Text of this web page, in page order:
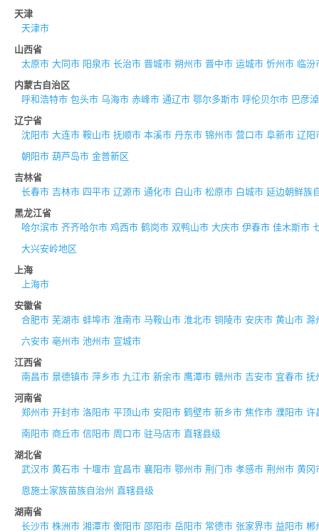
天津
天津市
山西省
太原市 大同市 阳泉市 长治市 晋城市 朔州市 晋中市 运城市 忻州市 临汾
内蒙古自治区
呼和浩特市 包头市 乌海市 赤峰市 通辽市 鄂尔多斯市 呼伦贝尔市 巴彦
辽宁省
沈阳市 大连市 鞍山市 抚顺市 本溪市 丹东市 锦州市 营口市 阜新市 辽阳
朝阳市 葫芦岛市 金普新区
吉林省
长春市 吉林市 四平市 辽源市 通化市 白山市 松原市 白城市 延边朝鲜族
黑龙江省
哈尔滨市 齐齐哈尔市 鸡西市 鹤岗市 双鸭山市 大庆市 伊春市 佳木斯市
大兴安岭地区
上海
上海市
安徽省
合肥市 芜湖市 蚌埠市 淮南市 马鞍山市 淮北市 铜陵市 安庆市 黄山市 滁
六安市 亳州市 池州市 宣城市
江西省
南昌市 景德镇市 萍乡市 九江市 新余市 鹰潭市 赣州市 吉安市 宜春市 抚
河南省
郑州市 开封市 洛阳市 平顶山市 安阳市 鹤壁市 新乡市 焦作市 濮阳市 许
南阳市 商丘市 信阳市 周口市 驻马店市 直辖县级
湖北省
武汉市 黄石市 十堰市 宜昌市 襄阳市 鄂州市 荆门市 孝感市 荆州市 黄冈
恩施土家族苗族自治州 直辖县级
湖南省
长沙市 株洲市 湘潭市 衡阳市 邵阳市 岳阳市 常德市 张家界市 益阳市 郴